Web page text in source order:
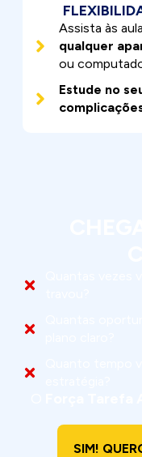
Assista às
qualquer
ou
Estude no
SIM!